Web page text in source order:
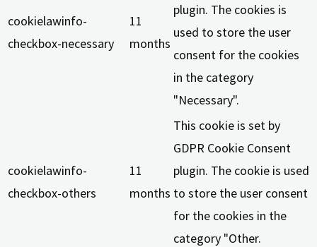
cookielawinfo-
checkbox-necessary
11
months
plugin. The cookies is
used to store the user
consent for the cookies
in the category
"Necessary".
cookielawinfo-
checkbox-others
11
months
This cookie is set by
GDPR Cookie Consent
plugin. The cookie is used
to store the user consent
for the cookies in the
category "Other.